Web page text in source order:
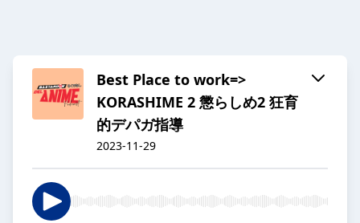
Best Place to work=>
KORASHIME 2 懲らしめ2 狂育
的デパガ指導
2023-11-29